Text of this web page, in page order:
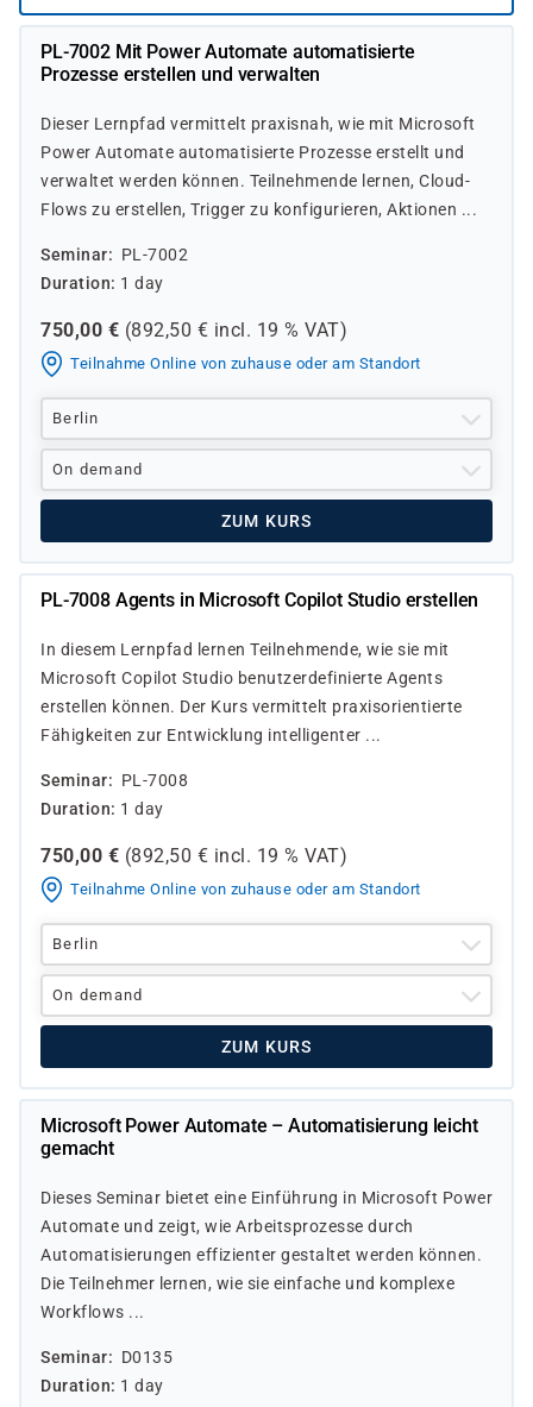
PL-7002 Mit Power Automate automatisierte
Prozesse erstellen und verwalten
Dieser Lernpfad vermittelt praxisnah, wie mit Microsoft
Power Automate automatisierte Prozesse erstellt und
verwaltet werden können. Teilnehmende lernen, Cloud-
Flows zu erstellen, Trigger zu konfigurieren, Aktionen ...
Seminar
PL-7002
Duration
1 day
750,00 € (892,50 € incl. 19 % VAT)
Teilnahme Online von zuhause oder am Standort
Berlin
On demand
ZUM KURS
PL-7008 Agents in Microsoft Copilot Studio erstellen
In diesem Lernpfad lernen Teilnehmende, wie sie mit
Microsoft Copilot Studio benutzerdefinierte Agents
erstellen können. Der Kurs vermittelt praxisorientierte
Fähigkeiten zur Entwicklung intelligenter ...
Seminar
PL-7008
Duration
1 day
750,00 € (892,50 € incl. 19 % VAT)
Teilnahme Online von zuhause oder am Standort
Berlin
On demand
ZUM KURS
Microsoft Power Automate – Automatisierung leicht
gemacht
Dieses Seminar bietet eine Einführung in Microsoft Power
Automate und zeigt, wie Arbeitsprozesse durch
Automatisierungen effizienter gestaltet werden können.
Die Teilnehmer lernen, wie sie einfache und komplexe
Workflows ...
Seminar
D0135
Duration
1 day